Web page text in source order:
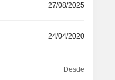
27/08/2025
24/04/2020
Desde